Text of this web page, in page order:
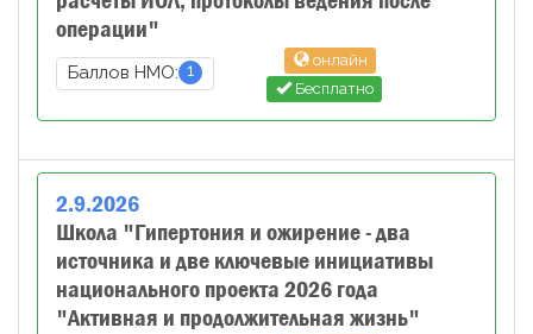
операции"
Баллов НМО: 1
онлайн
Бесплатно
2.9.2026
Школа "Гипертония и ожирение - два
источника и две ключевые инициативы
национального проекта 2026 года
"Активная и продолжительная жизнь"